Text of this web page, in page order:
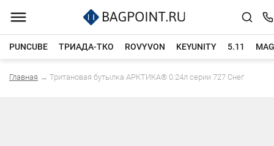
PUNCUBE ТРИАДА-ТКО ROVYVON KEYUNITY 5.11
Каталог товаров
Главная → Тритановая бутылка АРКТИКА® 0.24л серии 727 Снег